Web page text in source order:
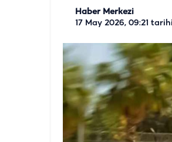
Haber Merkezi
17 May 2026, 09:21